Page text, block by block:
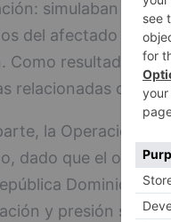
simulaban
del afectado y
Como resultado, los
relacionadas con
la Operación
dado que el origen
Dominicana,
y presión sobre